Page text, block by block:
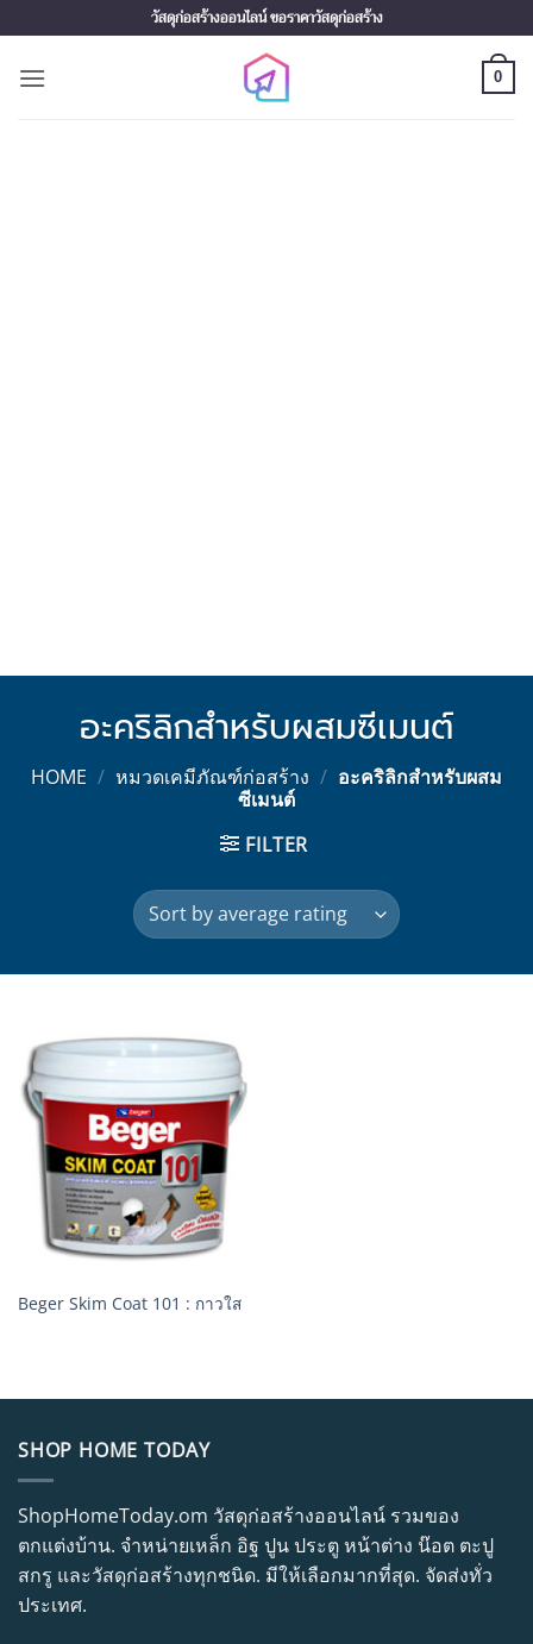
to
content
วัสดุก่อสร้างออนไลน์ ขอราคาวัสดุก่อสร้าง
0
อะคริลิกสำหรับผสมซีเมนต์
HOME / หมวดเคมีภัณฑ์ก่อสร้าง / อะคริลิกสำหรับผสม
ซีเมนต์
FILTER
Beger Skim Coat 101 : กาวใส
SHOP HOME TODAY
ShopHomeToday.om วัสดุก่อสร้างออนไลน์ รวมของ
ตกแต่งบ้าน. จำหน่ายเหล็ก อิฐ ปูน ประตู หน้าต่าง น๊อต ตะปู
สกรู และวัสดุก่อสร้างทุกชนิด. มีให้เลือกมากที่สุด. จัดส่งทั่ว
ประเทศ.